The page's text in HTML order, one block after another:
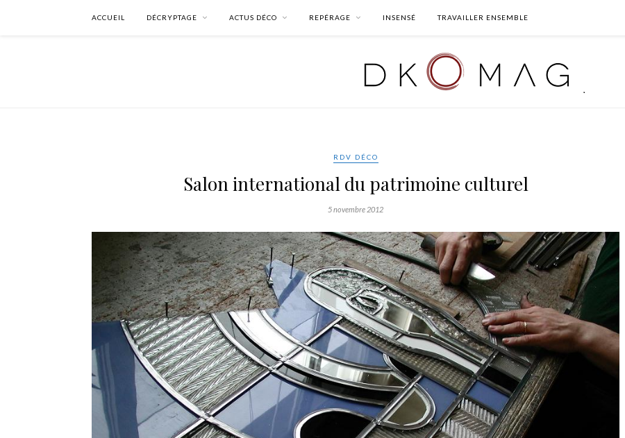
ACCUEIL DÉCRYPTAGE ACTUS DÉCO REPÉRAGE INSENSÉ TRAVAILLER ENSEMBLE
RDV DÉCO
Salon international du patrimoine culturel
5 novembre 2012